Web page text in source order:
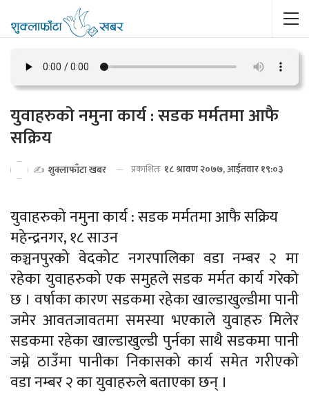
युवाहरुको नमुना कार्य : सडक मर्मतमा आफै
सक्रिय
✍️ शुक्लाफाँटा खबर प्रकाशितः १८ श्रावण २०७७, आईतवार १९:०३
युवाहरुको नमुना कार्य : सडक मर्मतमा आफै सक्रिय
महेन्द्रनगर, १८ साउन
कञ्चनपुरको वेदकोट नगरपालिका वडा नम्बर २ मा
रहेका युवाहरुको एक समुहले सडक मर्मत कार्य गरेको
छ । वर्षाका कारण सडकमा रहेका खाल्डाखुल्डीमा पानी
जमेर आवतजावतमा समस्या भएकाले युवाहरु मिलेर
सडकमा रहेका खाल्डाखुल्डी पुर्नका साथै सडकमा पानी
जम्ने ठाउँमा पानीका निकासको कार्य समेत गरीएको
वडा नम्बर २ का युवाहरुले बताएका छन् ।